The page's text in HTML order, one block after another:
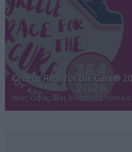
12ος TUI Rhodes Marathon:
Αγώνες για όλους στην Ρόδο